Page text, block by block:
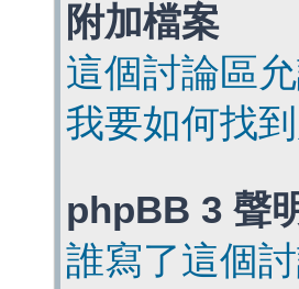
附加檔案
這個討論區
我要如何找
phpBB 3 聲
誰寫了這個